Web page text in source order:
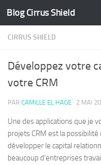
Skip to content
Blog Cirrus Shield
CIRRUS SHIELD
Développez votre
votre CRM
PAR CAMILLE EL HAGE · 2 MAI
Une des applications que je
projets CRM est la
développer le capital
beaucoup d’entreprises